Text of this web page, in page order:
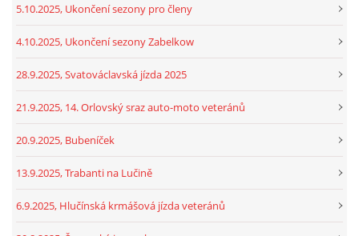
5.10.2025, Ukončení sezony pro členy
4.10.2025, Ukončení sezony Zabelkow
28.9.2025, Svatováclavská jízda 2025
21.9.2025, 14. Orlovský sraz auto-moto veteránů
20.9.2025, Bubeníček
13.9.2025, Trabanti na Lučině
6.9.2025, Hlučínská krmášová jízda veteránů